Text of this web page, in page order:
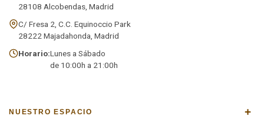
28108 Alcobendas, Madrid
C/ Fresa 2, C.C. Equinoccio Park
28222 Majadahonda, Madrid
Horario:Lunes a Sábado
de 10:00h a 21:00h
NUESTRO ESPACIO +